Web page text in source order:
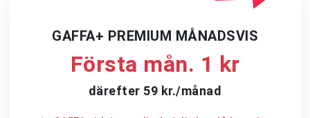
GAFFA+ PREMIUM MÅNADSVIS
Första mån. 1 kr
därefter 59 kr./månad